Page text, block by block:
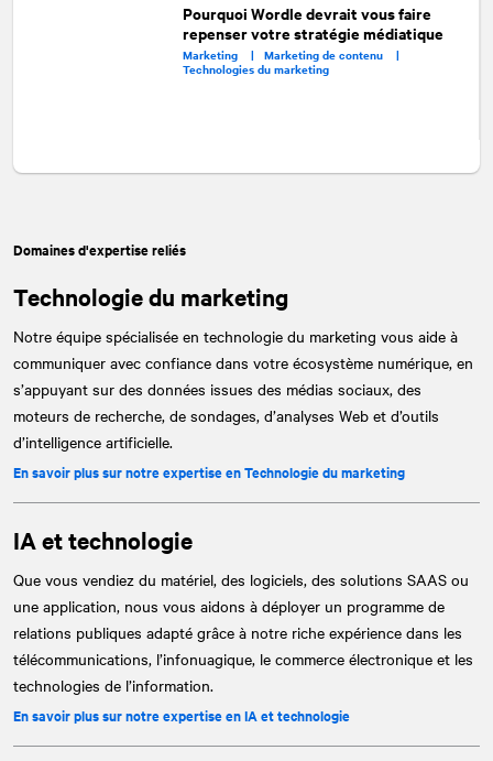
Pourquoi Wordle devrait vous faire
repenser votre stratégie médiatique
Marketing | Marketing de contenu |
Technologies du marketing
Domaines d'expertise reliés
Technologie du marketing
Notre équipe spécialisée en technologie du marketing vous aide à
communiquer avec confiance dans votre écosystème numérique, en
s’appuyant sur des données issues des médias sociaux, des
moteurs de recherche, de sondages, d’analyses Web et d’outils
d’intelligence artificielle.
En savoir plus sur notre expertise en Technologie du marketing
IA et technologie
Que vous vendiez du matériel, des logiciels, des solutions SAAS ou
une application, nous vous aidons à déployer un programme de
relations publiques adapté grâce à notre riche expérience dans les
télécommunications, l’infonuagique, le commerce électronique et les
technologies de l’information.
En savoir plus sur notre expertise en IA et technologie